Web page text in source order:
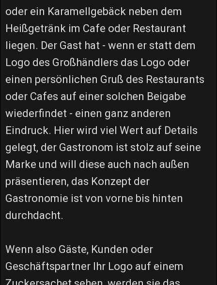
oder ein Karamellgebäck neben dem
Heißgetränk im Cafe oder Restaurant
liegen. Der Gast hat - wenn er statt dem
Logo des Großhändlers das Logo oder
einen persönlichen Gruß des Restaurants
oder Cafes auf einer solchen Beigabe
wiederfindet - einen ganz anderen
Eindruck. Hier wird viel Wert auf Details
gelegt, der Gastronom ist stolz auf seine
Marke und will diese auch nach außen
präsentieren, das Konzept der
Gastronomie ist von vorne bis hinten
durchdacht.
Wenn also Gäste, Kunden oder
Geschäftspartner Ihr Logo auf einem